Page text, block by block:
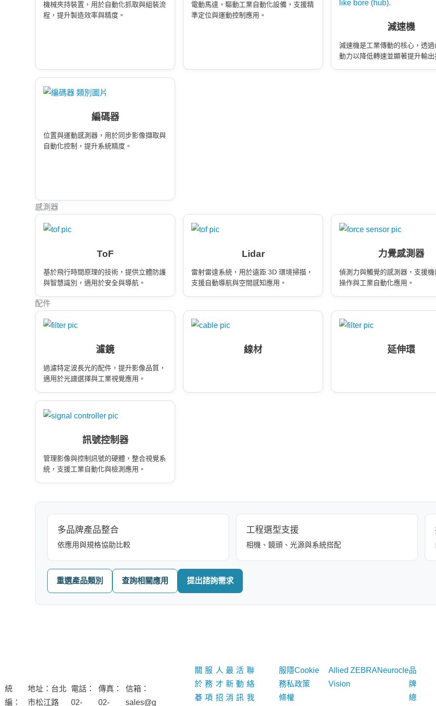
機械夾持裝置，用於自動化抓取與組裝流
程，提升製造效率與精度。
電動馬達，驅動工業自動化設備，支援精
準定位與運動控制應用。
減速機
減速機是工業傳動的核心，透
動力以降低轉速並顯著提升輸出
編碼器
位置與運動感測器，用於同步影像擷取與
自動化控制，提升系統精度。
感測器
ToF
基於飛行時間原理的技術，提供立體防護
與智慧識別，適用於安全與導航。
Lidar
雷射雷達系統，用於遠距 3D 環境掃描，
支援自動導航與空間感知應用。
力覺感測器
偵測力與觸覺的感測器，支援
操作與工業自動化應用。
配件
濾鏡
過濾特定波長光的配件，提升影像品質，
適用於光譜選擇與工業視覺應用。
線材 延伸環
訊號控制器
管理影像與控制訊號的硬體，整合視覺系
統，支援工業自動化與檢測應用。
多品牌產品整合
依應用與規格協助比較
工程選型支援
相機、鏡頭、光源與系統搭配
重選產品類別 查詢相關應用 提出諮詢需求
統
編：
地址：台北
市松江路
電話：
02-
傳真：
02-
信箱：
sales@g
關
於
碁
服
務
項
人
才
招
最
新
消
活
動
訊
聯
絡
我
服
務
條
隱
私
權
Cookie
政策
品
Allied
Vision
ZEBRANeurocle品
牌
總
類